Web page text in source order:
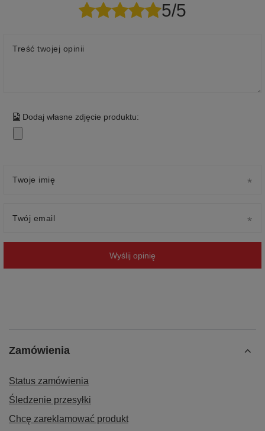
5/5
Treść twojej opinii
Dodaj własne zdjęcie produktu:
Twoje imię
Twój email
Wyślij opinię
Zamówienia
Status zamówienia
Śledzenie przesyłki
Chcę zareklamować produkt